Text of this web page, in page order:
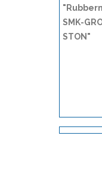
SMK-
STON"